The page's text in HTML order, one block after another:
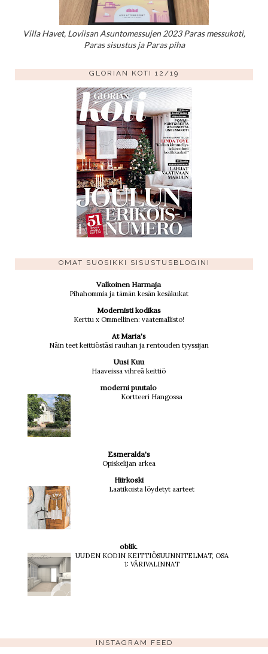
Villa Havet, Loviisan Asuntomessujen 2023 Paras messukoti,
Paras sisustus ja Paras piha
GLORIAN KOTI 12/19
OMAT SUOSIKKI SISUSTUSBLOGINI
Valkoinen Harmaja
Pihahommia ja tämän kesän kesäkukat
Modernisti kodikas
Kerttu x Ommellinen: vaatemallisto!
At Maria's
Näin teet keittiöstäsi rauhan ja rentouden tyyssijan
Uusi Kuu
Haaveissa vihreä keittiö
moderni puutalo
Kortteeri Hangossa
Esmeralda's
Opiskelijan arkea
Hiirkoski
Laatikoista löydetyt aarteet
oblik.
UUDEN KODIN KEITTIÖSUUNNITELMAT, OSA
1: VÄRIVALINNAT
INSTAGRAM FEED